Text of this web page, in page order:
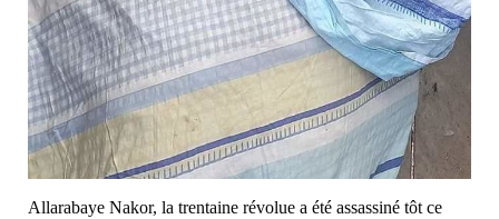
Allarabaye Nakor, la trentaine révolue a été assassiné tôt ce